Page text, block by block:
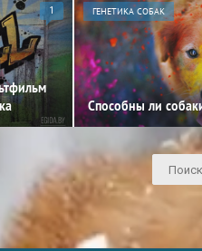
1 ГЕНЕТИКА СОБАК
Способны ли